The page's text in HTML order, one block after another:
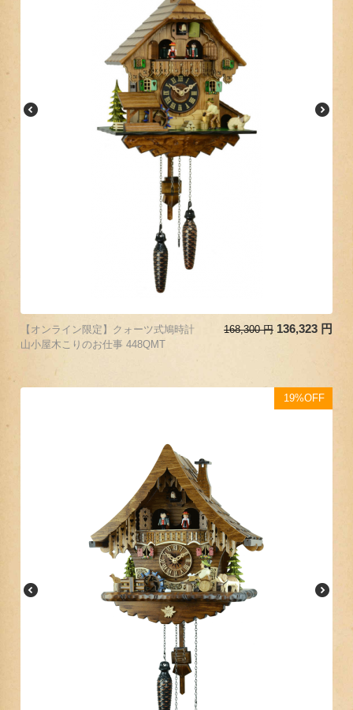
【オンライン限定】クォーツ式鳩時計
山小屋木こりのお仕事 448QMT
168,300 円 136,323 円
19%OFF